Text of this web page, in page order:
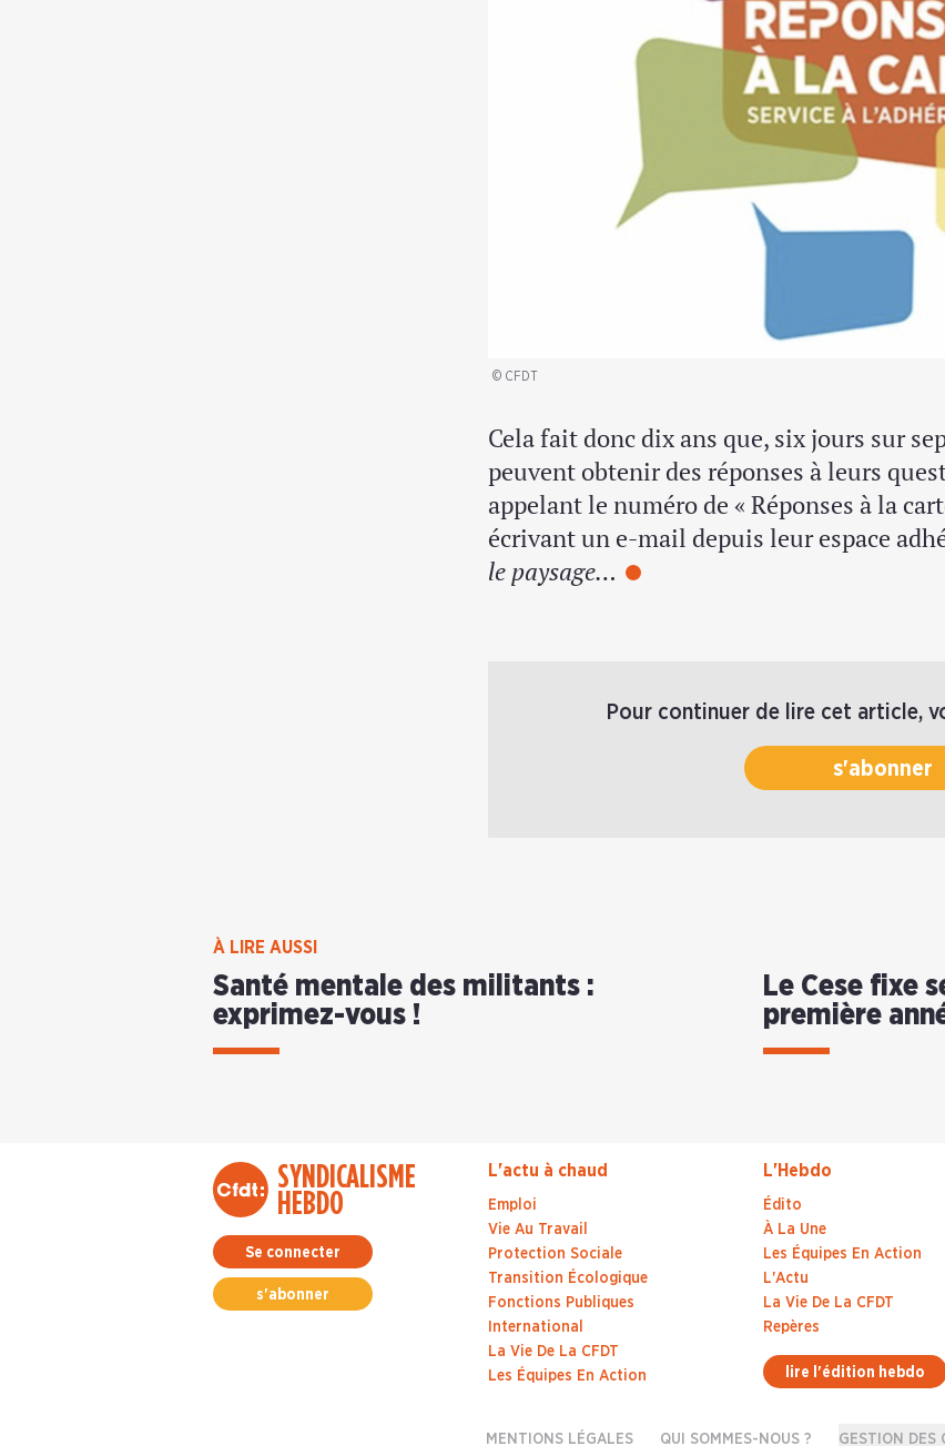
© CFDT
Cela fait donc dix ans que, six jours sur
peuvent obtenir des réponses à leurs
appelant le numéro de « Réponses à la
écrivant un e-mail depuis leur espace
le paysage…
Pour continuer de lire cet article,
s'abonner
À LIRE AUSSI
Santé mentale des militants :
exprimez-vous !
Le Cese fixe
première
SYNDICALISME
HEBDO
Se connecter
s'abonner
L'actu à chaud
Emploi
Vie Au Travail
Protection Sociale
Transition Écologique
Fonctions Publiques
International
La Vie De La CFDT
Les Équipes En Action
L'Hebdo
Édito
À La Une
Les Équipes En Action
L'Actu
La Vie De La CFDT
Repères
lire l'édition hebdo
MENTIONS LÉGALES QUI SOMMES-NOUS ? GESTION DES